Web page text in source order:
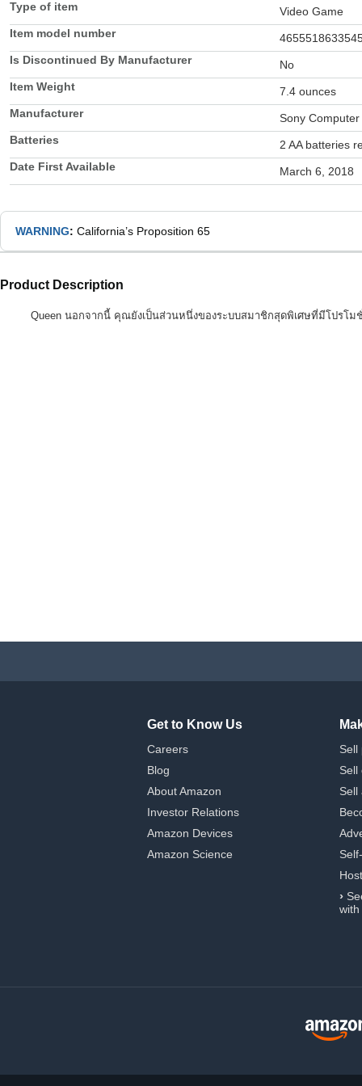
Type of item
Video Game
Item model number
Is Discontinued By Manufacturer
No
Item Weight
7.4 ounces
Manufacturer
Sony
Batteries
2 AA batteries
Date First Available
March 6, 2018
WARNING: California’s Proposition 65
Product Description
Queen นอกจากนี้ คุณยังเป็นส่วนหนึ่งของระบบสมาชิกสุดพิเศษที่มีโปรโ
Get to Know Us
Careers
Blog
About Amazon
Investor Relations
Amazon Devices
Amazon Science
Sell
Sell
Sell
›
with